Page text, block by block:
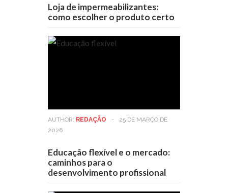
Loja de impermeabilizantes:
como escolher o produto certo
AUTHOR: REDAÇÃO -
25 DE MARÇO DE
2026
Educação flexível e o mercado:
caminhos para o
desenvolvimento profissional